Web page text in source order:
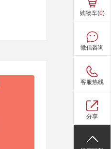
购物车(0)
微信咨询
客服热线
分享